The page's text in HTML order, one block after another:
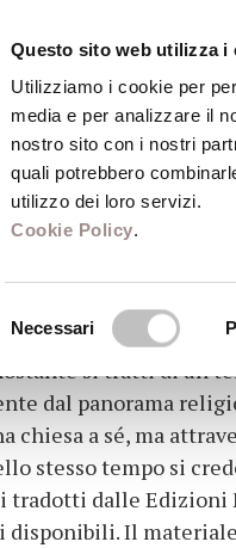
Questo sito web utilizza i
Utilizziamo i cookie per
media e per analizzare il
nostro sito con i nostri
quali potrebbero
utilizzo dei loro servizi.
Cookie Policy.
Necessari
si tratti di un
dal panorama
chiesa a sé, ma
stesso tempo si
tradotti dalle Edizioni
disponibili. Il